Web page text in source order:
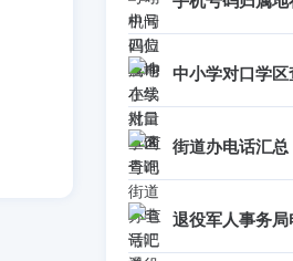
中小学对口学
街道办电话汇总
退役军人事务